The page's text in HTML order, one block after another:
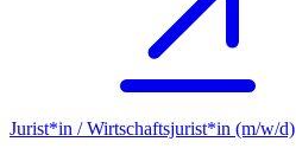
Jurist*in / Wirtschafts­jurist*in (m/w/d)